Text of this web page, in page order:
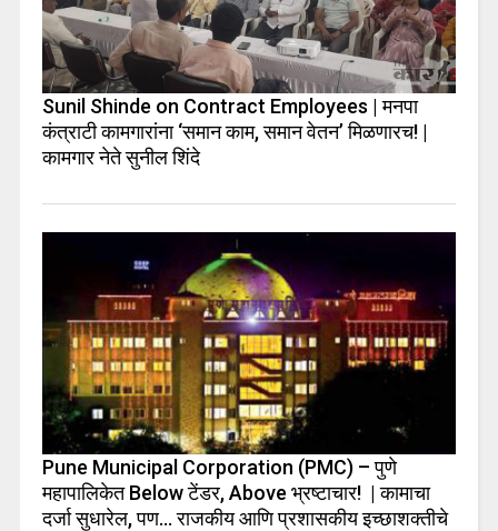
Sunil Shinde on Contract Employees | मनपा
कंत्राटी कामगारांना ‘समान काम, समान वेतन’ मिळणारच! |
कामगार नेते सुनील शिंदे
Pune Municipal Corporation (PMC) – पुणे
महापालिकेत Below टेंडर, Above भ्रष्टाचार! | कामाचा
दर्जा सुधारेल, पण… राजकीय आणि प्रशासकीय इच्छाशक्तीचे